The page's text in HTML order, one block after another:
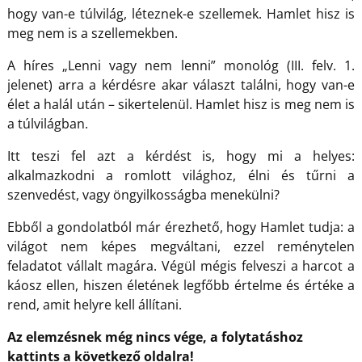
hogy van-e túlvilág, léteznek-e szellemek. Hamlet hisz is
meg nem is a szellemekben.
A híres „Lenni vagy nem lenni” monológ (III. felv. 1.
jelenet) arra a kérdésre akar választ találni, hogy van-e
élet a halál után – sikertelenül. Hamlet hisz is meg nem is
a túlvilágban.
Itt teszi fel azt a kérdést is, hogy mi a helyes:
alkalmazkodni a romlott világhoz, élni és tűrni a
szenvedést, vagy öngyilkosságba menekülni?
Ebből a gondolatból már érezhető, hogy Hamlet tudja: a
világot nem képes megváltani, ezzel reménytelen
feladatot vállalt magára. Végül mégis felveszi a harcot a
káosz ellen, hiszen életének legfőbb értelme és értéke a
rend, amit helyre kell állítani.
Az elemzésnek még nincs vége, a folytatáshoz
kattints a következő oldalra!